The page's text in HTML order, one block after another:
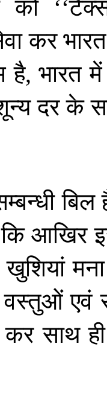
‘‘
करभारत
है,भारत में
दरके
बिल
कि आखिर
खुशियां मना
वस्तुओं एवं
कर साथ ही